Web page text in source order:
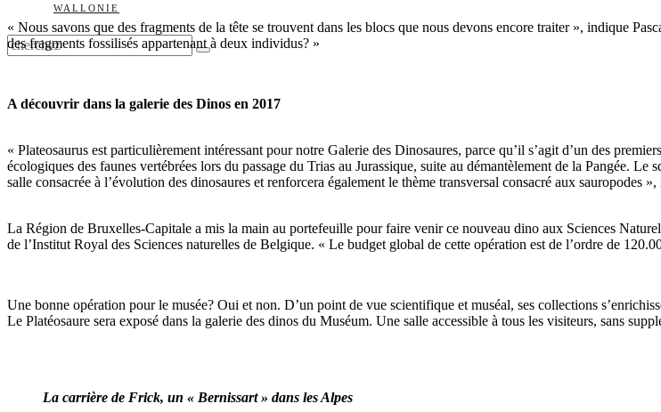
WALLONIE
« Nous savons que des fragments de la tête se trouvent dans les blocs que nous devons encore traiter », indique
des fragments fossilisés appartenant à deux individus? »
A découvrir dans la galerie des Dinos en 2017
« Plateosaurus est particulièrement intéressant pour notre Galerie des Dinosaures, parce qu’il s’agit d’un des
écologiques des faunes vertébrées lors du passage du Trias au Jurassique, suite au démantèlement de la Pangée.
salle consacrée à l’évolution des dinosaures et renforcera également le thème transversal consacré aux sauropodes
La Région de Bruxelles-Capitale a mis la main au portefeuille pour faire venir ce nouveau dino aux Sciences
de l’Institut Royal des Sciences naturelles de Belgique. « Le budget global de cette opération est de l’ordre de
Une bonne opération pour le musée? Oui et non. D’un point de vue scientifique et muséal, ses collections
Le Platéosaure sera exposé dans la galerie des dinos du Muséum. Une salle accessible à tous les visiteurs, sans
La carrière de Frick, un « Bernissart » dans les Alpes